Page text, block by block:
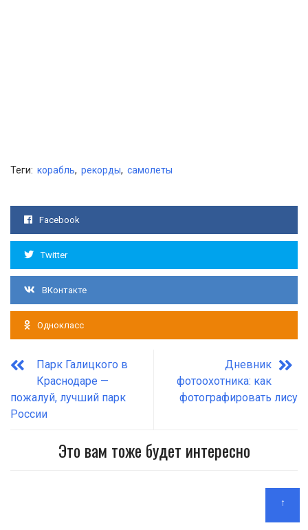
Теги: корабль, рекорды, самолеты
Facebook
Twitter
ВКонтакте
Однокласс
Парк Галицкого в
Краснодаре —
пожалуй, лучший парк
России
Дневник
фотоохотника: как
фотографировать лису
Это вам тоже будет интересно
↑